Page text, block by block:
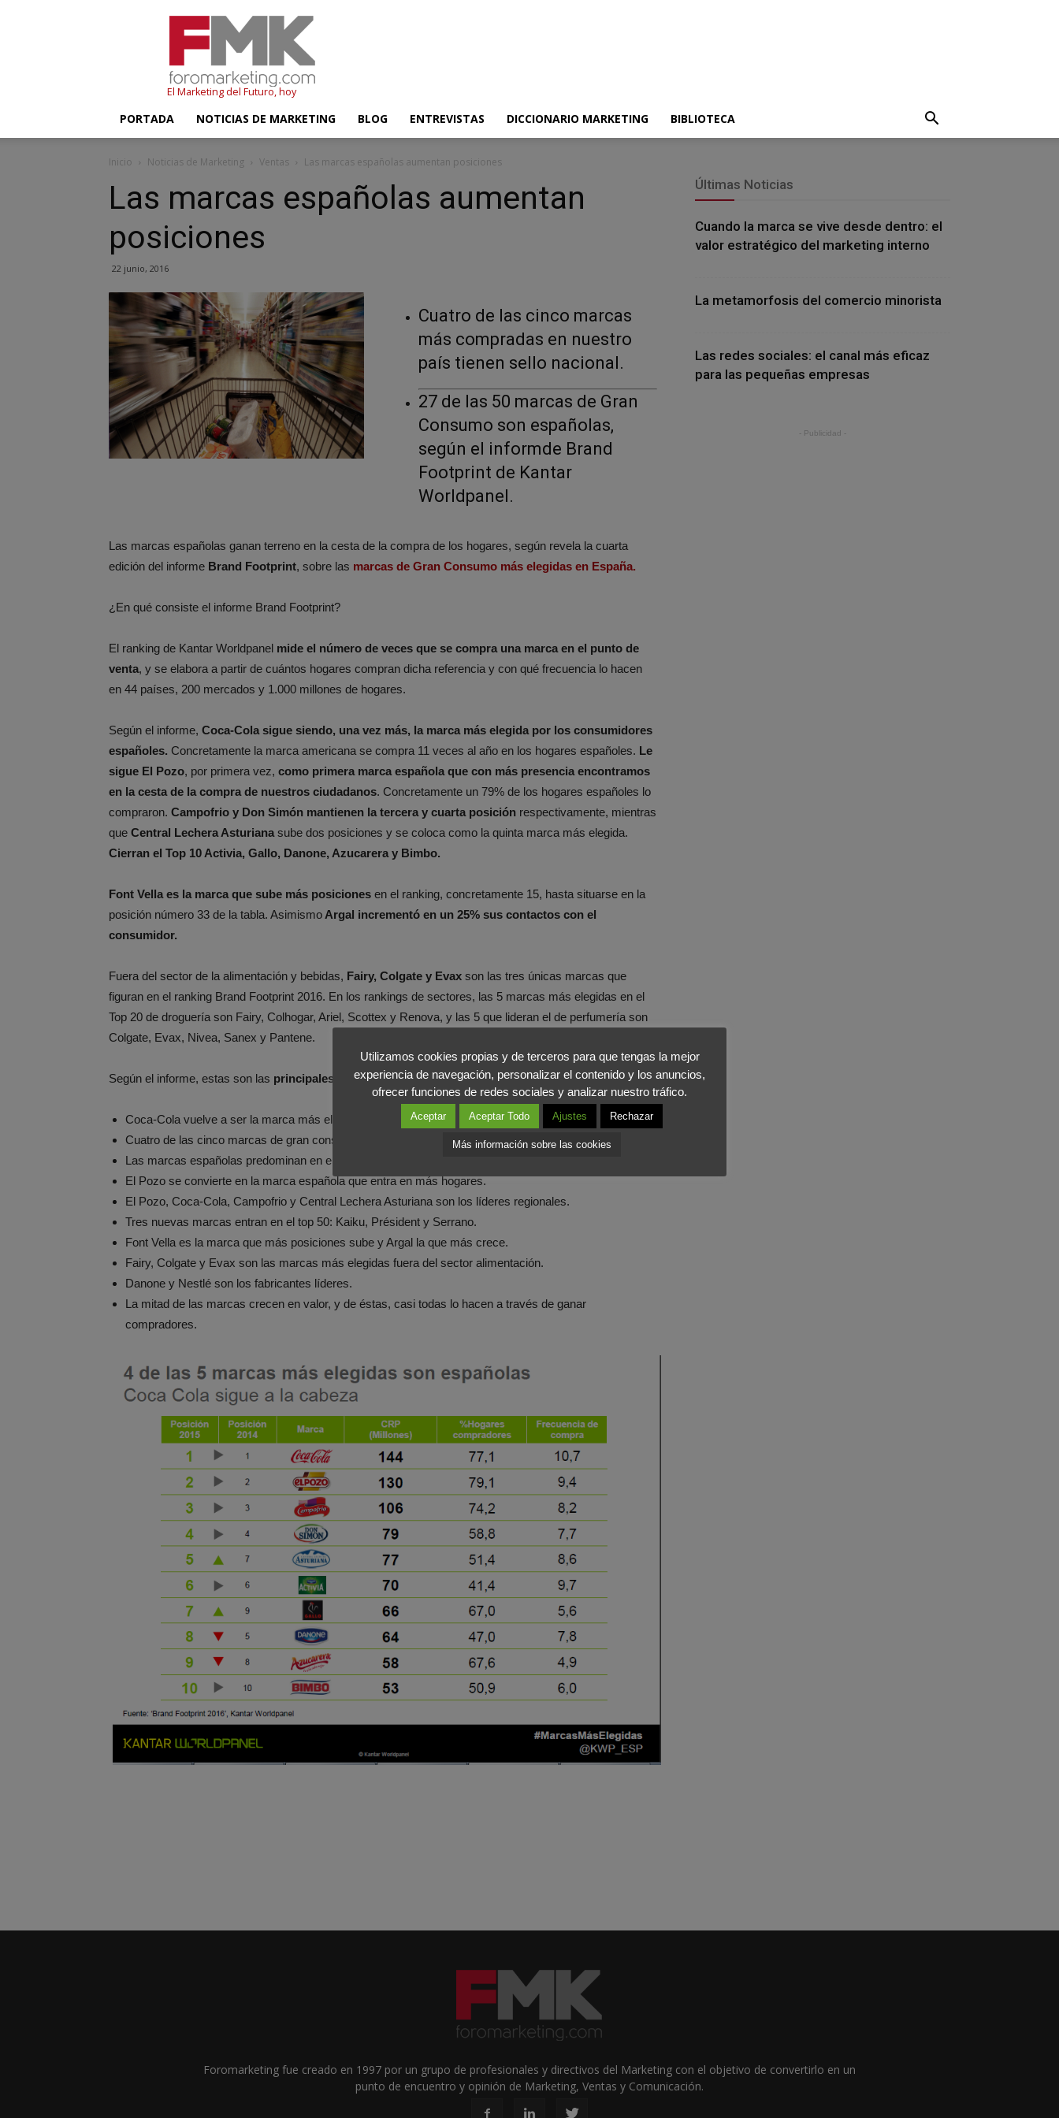
El Marketing del Futuro, hoy
PORTADA NOTICIAS DE MARKETING BLOG ENTREVISTAS DICCIONARIO MARKETING BIBLIOTECA
Inicio Noticias de Marketing Ventas Las marcas españolas aumentan posiciones
Las marcas españolas aumentan
posiciones
22 junio, 2016
Cuatro de las cinco marcas
más compradas en nuestro
país tienen sello nacional.
27 de las 50 marcas de Gran
Consumo son españolas,
según el informde Brand
Footprint de Kantar
Worldpanel.
Las marcas españolas ganan terreno en la cesta de la compra de los hogares, según revela la cuarta
edición del informe Brand Footprint, sobre las marcas de Gran Consumo más elegidas en España.
¿En qué consiste el informe Brand Footprint?
El ranking de Kantar Worldpanel mide el número de veces que se compra una marca en el punto de
venta, y se elabora a partir de cuántos hogares compran dicha referencia y con qué frecuencia lo hacen
en 44 países, 200 mercados y 1.000 millones de hogares.
Según el informe, Coca-Cola sigue siendo, una vez más, la marca más elegida por los consumidores
españoles. Concretamente la marca americana se compra 11 veces al año en los hogares españoles. Le
sigue El Pozo, por primera vez, como primera marca española que con más presencia encontramos
en la cesta de la compra de nuestros ciudadanos. Concretamente un 79% de los hogares españoles lo
compraron. Campofrio y Don Simón mantienen la tercera y cuarta posición respectivamente, mientras
que Central Lechera Asturiana sube dos posiciones y se coloca como la quinta marca más elegida.
Cierran el Top 10 Activia, Gallo, Danone, Azucarera y Bimbo.
Font Vella es la marca que sube más posiciones en el ranking, concretamente 15, hasta situarse en la
posición número 33 de la tabla. Asimismo Argal incrementó en un 25% sus contactos con el
consumidor.
Fuera del sector de la alimentación y bebidas, Fairy, Colgate y Evax son las tres únicas marcas que
figuran en el ranking Brand Footprint 2016. En los rankings de sectores, las 5 marcas más elegidas en el
Top 20 de droguería son Fairy, Colhogar, Ariel, Scottex y Renova, y las 5 que lideran el de perfumería son
Colgate, Evax, Nivea, Sanex y Pantene.
Según el informe, estas son las principales conclusionesque podemos sacar:
Coca-Cola vuelve a ser la marca más elegida no solo en nuestro país, sino en todo el mundo.
Cuatro de las cinco marcas de gran consumo más elegidas son españolas.
Las marcas españolas predominan en el ranking y crecen más que las globales.
El Pozo se convierte en la marca española que entra en más hogares.
El Pozo, Coca-Cola, Campofrio y Central Lechera Asturiana son los líderes regionales.
Tres nuevas marcas entran en el top 50: Kaiku, Président y Serrano.
Font Vella es la marca que más posiciones sube y Argal la que más crece.
Fairy, Colgate y Evax son las marcas más elegidas fuera del sector alimentación.
Danone y Nestlé son los fabricantes líderes.
La mitad de las marcas crecen en valor, y de éstas, casi todas lo hacen a través de ganar
compradores.
Últimas Noticias
Cuando la marca se vive desde dentro: el
valor estratégico del marketing interno
La metamorfosis del comercio minorista
Las redes sociales: el canal más eficaz
para las pequeñas empresas
- Publicidad -
Foromarketing fue creado en 1997 por un grupo de profesionales y directivos del Marketing con el objetivo de convertirlo en un
punto de encuentro y opinión de Marketing, Ventas y Comunicación.
Utilizamos cookies propias y de terceros para que tengas la mejor
experiencia de navegación, personalizar el contenido y los anuncios,
ofrecer funciones de redes sociales y analizar nuestro tráfico.
Aceptar Aceptar Todo Ajustes Rechazar
Más información sobre las cookies